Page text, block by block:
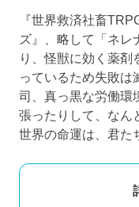
『世界救済社畜
ズ』、略して「ネレ
り、怪獣に効く薬剤
っているため失敗は
司、真っ黒な労働環
張ったりして、なん
世界の命運は、君た